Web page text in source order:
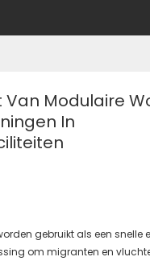
Van Modulaire
In
gebruikt als een snelle
om migranten en